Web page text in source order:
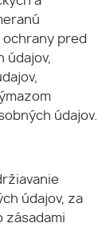
pred
údajov,
údajov.
údajov, za
zásadami